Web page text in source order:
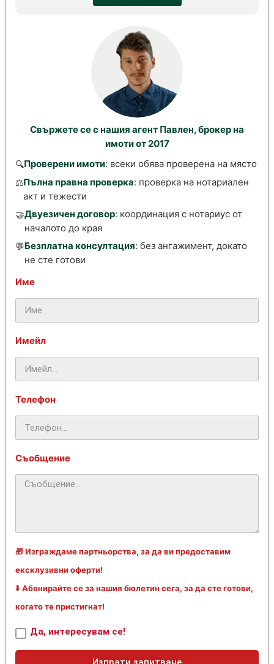
Свържете се с нашия агент Павлен, брокер на
имоти от 2017
🔍Проверени имоти: всеки обява проверена на място
⚖️Пълна правна проверка: проверка на нотариален
акт и тежести
🤝Двуезичен договор: координация с нотариус от
началото до края
💬Безплатна консултация: без ангажимент, докато
не сте готови
Име
Имейл
Телефон
Съобщение
🎁 Изграждаме партньорства, за да ви предоставим
ексклузивни оферти!
⬇️ Абонирайте се за нашия бюлетин сега, за да сте готови,
когато те пристигнат!
Да, интересувам се!